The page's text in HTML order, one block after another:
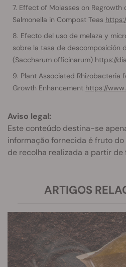
Effect of Molasses on Regrowth
Salmonella in Compost Teas
Efecto del uso de melaza y
sobre la tasa de descomposición
(Saccharum officinarum) https://
Plant Associated Rhizobacteria
Growth Enhancement https://
Aviso legal:
Este conteúdo destina-se
informação fornecida é fruto
de recolha realizada a partir de
ARTIGOS